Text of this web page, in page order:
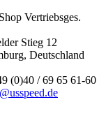
Vertriebsges.
Stieg 12
Deutschland
(0)40 / 69 65 61-60